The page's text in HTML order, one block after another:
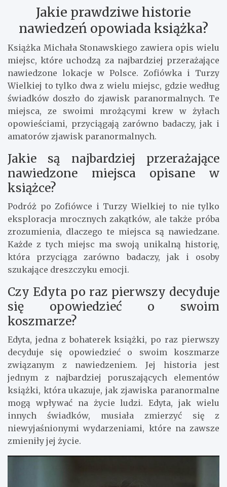
Jakie prawdziwe historie
nawiedzeń opowiada książka?
Książka Michała Stonawskiego zawiera opis wielu
miejsc, które uchodzą za najbardziej przerażające
nawiedzone lokacje w Polsce. Zofiówka i Turzy
Wielkiej to tylko dwa z wielu miejsc, gdzie według
świadków doszło do zjawisk paranormalnych. Te
miejsca, ze swoimi mrożącymi krew w żyłach
opowieściami, przyciągają zarówno badaczy, jak i
amatorów zjawisk paranormalnych.
Jakie są najbardziej przerażające
nawiedzone miejsca opisane w
książce?
Podróż po Zofiówce i Turzy Wielkiej to nie tylko
eksploracja mrocznych zakątków, ale także próba
zrozumienia, dlaczego te miejsca są nawiedzane.
Każde z tych miejsc ma swoją unikalną historię,
która przyciąga zarówno badaczy, jak i osoby
szukające dreszczyku emocji.
Czy Edyta po raz pierwszy decyduje
się opowiedzieć o swoim
koszmarze?
Edyta, jedna z bohaterek książki, po raz pierwszy
decyduje się opowiedzieć o swoim koszmarze
związanym z nawiedzeniem. Jej historia jest
jednym z najbardziej poruszających elementów
książki, która ukazuje, jak zjawiska paranormalne
mogą wpływać na życie ludzi. Edyta, jak wielu
innych świadków, musiała zmierzyć się z
niewyjaśnionymi wydarzeniami, które na zawsze
zmieniły jej życie.